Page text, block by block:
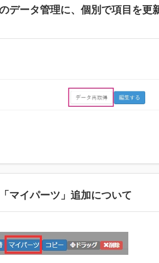
データ管理に、個別で項目を
マイパーツ」追加について